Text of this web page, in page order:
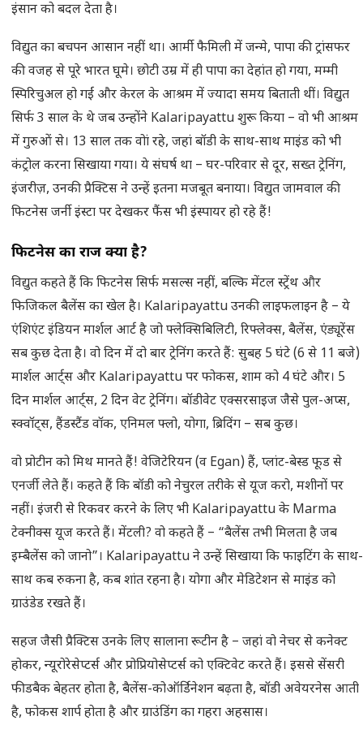
इंसान को बदल देता है।
विद्युत का बचपन आसान नहीं था। आर्मी फैमिली में जन्मे, पापा की ट्रांसफर
की वजह से पूरे भारत घूमे। छोटी उम्र में ही पापा का देहांत हो गया, मम्मी
स्पिरिचुअल हो गईं और केरल के आश्रम में ज्यादा समय बिताती थीं। विद्युत
सिर्फ 3 साल के थे जब उन्होंने Kalaripayattu शुरू किया – वो भी आश्रम
में गुरुओं से। 13 साल तक वोां रहे, जहां बॉडी के साथ-साथ माइंड को भी
कंट्रोल करना सिखाया गया। ये संघर्ष था – घर-परिवार से दूर, सख्त ट्रेनिंग,
इंजरीज़, उनकी प्रैक्टिस ने उन्हें इतना मजबूत बनाया। विद्युत जामवाल की
फिटनेस जर्नी इंस्टा पर देखकर फैंस भी इंस्पायर हो रहे हैं!
फिटनेस का राज क्या है?
विद्युत कहते हैं कि फिटनेस सिर्फ मसल्स नहीं, बल्कि मेंटल स्ट्रेंथ और
फिजिकल बैलेंस का खेल है। Kalaripayattu उनकी लाइफलाइन है – ये
एंशिएंट इंडियन मार्शल आर्ट है जो फ्लेक्सिबिलिटी, रिफ्लेक्स, बैलेंस, एंड्यूरेंस
सब कुछ देता है। वो दिन में दो बार ट्रेनिंग करते हैं: सुबह 5 घंटे (6 से 11 बजे)
मार्शल आर्ट्स और Kalaripayattu पर फोकस, शाम को 4 घंटे और। 5
दिन मार्शल आर्ट्स, 2 दिन वेट ट्रेनिंग। बॉडीवेट एक्सरसाइज जैसे पुल-अप्स,
स्क्वॉट्स, हैंडस्टैंड वॉक, एनिमल फ्लो, योगा, ब्रिदिंग – सब कुछ।
वो प्रोटीन को मिथ मानते हैं! वेजिटेरियन (व Egan) हैं, प्लांट-बेस्ड फूड से
एनर्जी लेते हैं। कहते हैं कि बॉडी को नेचुरल तरीके से यूज करो, मशीनों पर
नहीं। इंजरी से रिकवर करने के लिए भी Kalaripayattu के Marma
टेक्नीक्स यूज करते हैं। मेंटली? वो कहते हैं – “बैलेंस तभी मिलता है जब
इम्बैलेंस को जानो”। Kalaripayattu ने उन्हें सिखाया कि फाइटिंग के साथ-
साथ कब रुकना है, कब शांत रहना है। योगा और मेडिटेशन से माइंड को
ग्राउंडेड रखते हैं।
सहज जैसी प्रैक्टिस उनके लिए सालाना रूटीन है – जहां वो नेचर से कनेक्ट
होकर, न्यूरोरेसेप्टर्स और प्रोप्रियोसेप्टर्स को एक्टिवेट करते हैं। इससे सेंसरी
फीडबैक बेहतर होता है, बैलेंस-कोऑर्डिनेशन बढ़ता है, बॉडी अवेयरनेस आती
है, फोकस शार्प होता है और ग्राउंडिंग का गहरा अहसास।